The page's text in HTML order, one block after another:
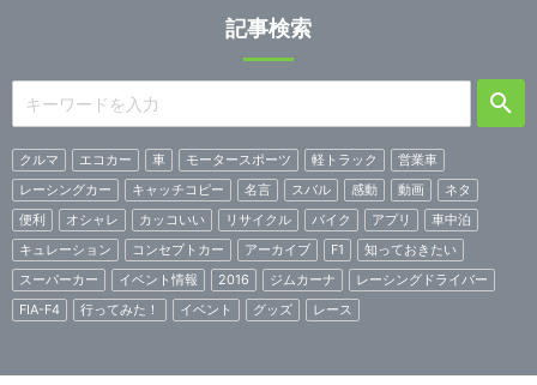
記事検索
クルマ エコカー 車 モータースポーツ 軽トラック
営業車
レーシングカー
キャッチコピー 名言 スバル 感動 動画
ネタ
便利
オシャレ カッコいい リサイクル バイク アプリ
車中泊
キュレーション
コンセプトカー アーカイブ F1
知っておきたい
スーパーカー
イベント情報 2016 ジムカーナ
レーシングドライバー
FIA-F4
行ってみた！ イベント グッズ レース